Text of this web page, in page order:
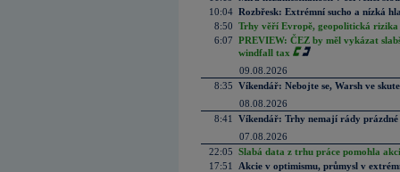
10:04 Rozbřesk: Extrémní sucho a nízká
8:50 Trhy věří Evropě, geopolitická rizika
6:07 PREVIEW: ČEZ by měl vykázat
windfall tax
09.08.2026
8:35 Víkendář: Nebojte se, Warsh ve
08.08.2026
8:41
Víkendář: Trhy nemají rády prázdné
07.08.2026
22:05 Slabá data z trhu práce pomohla
17:51
Akcie v optimismu, průmysl v